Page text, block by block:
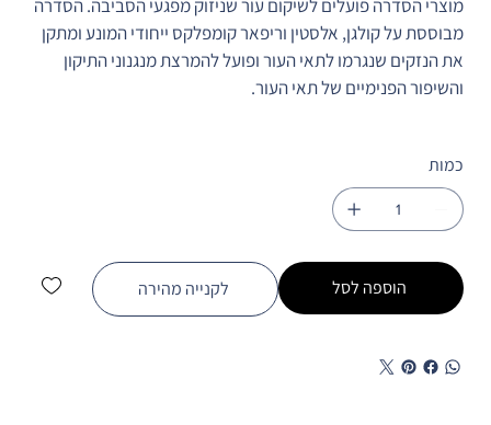
מוצרי הסדרה פועלים לשיקום עור שניזוק מפגעי הסביבה. הסדרה
מבוססת על קולגן, אלסטין וריפאר קומפלקס ייחודי המונע ומתקן
את הנזקים שנגרמו לתאי העור ופועל להמרצת מנגנוני התיקון
והשיפור הפנימיים של תאי העור.
כמות
הוספה לסל לקנייה מהירה